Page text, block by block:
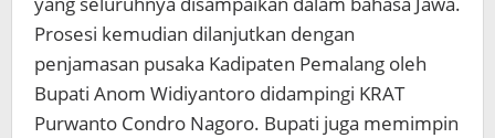
Prosesi kemudian dilanjutkan dengan
penjamasan pusaka Kadipaten Pemalang oleh
Bupati Anom Widiyantoro didampingi KRAT
Purwanto Condro Nagoro. Bupati juga memimpin